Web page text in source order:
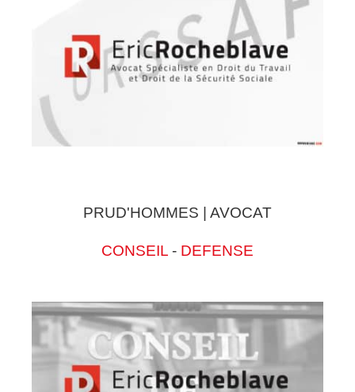
PRUD'HOMMES | AVOCAT
CONSEIL - DEFENSE